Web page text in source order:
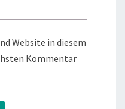
Website in diesem
Kommentar